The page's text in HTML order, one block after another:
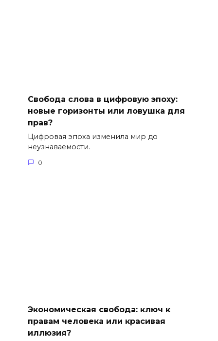
Свобода слова в цифровую эпоху:
новые горизонты или ловушка для
прав?
Цифровая эпоха изменила мир до
неузнаваемости.
0
Экономическая свобода: ключ к
правам человека или красивая
иллюзия?